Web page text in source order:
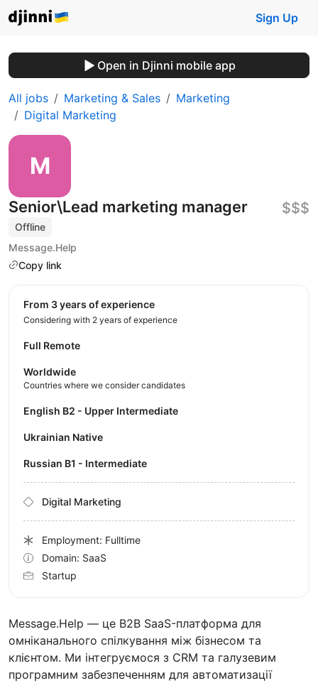
Sign Up
Open in Djinni mobile app
All jobs Marketing & Sales
Marketing
Digital Marketing
Senior\Lead marketing manager
Offline
Message.Help
Copy link
$$$
Message.Help — це B2B SaaS-платформа для
омніканального спілкування між бізнесом та
клієнтом. Ми інтегруємося з CRM та галузевим
програмним забезпеченням для автоматизації
from 3 years of experience
Considering with 2 years of experience
Full Remote
Worldwide
Countries where we consider candidates
English B2 - Upper Intermediate
Ukrainian Native
Russian B1 - Intermediate
Digital Marketing
Employment: Fulltime
Domain: SaaS
Startup